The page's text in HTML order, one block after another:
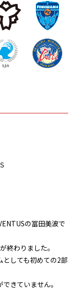
の冨田美波で
終わりました。
しても初めての2部
きていません。